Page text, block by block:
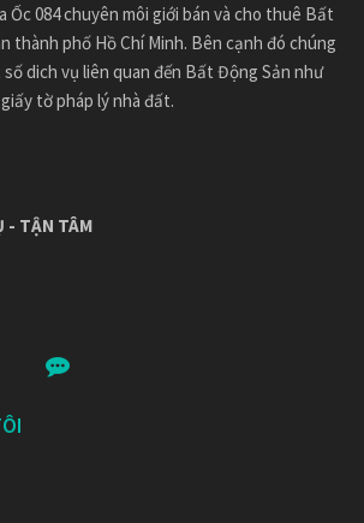
Ốc 084 chuyên môi giới bán và cho thuê Bất
thành phố Hồ Chí Minh. Bên cạnh đó chúng
dich vụ liên quan đến Bất Động Sản như
tờ pháp lý nhà đất.
- TẬN TÂM